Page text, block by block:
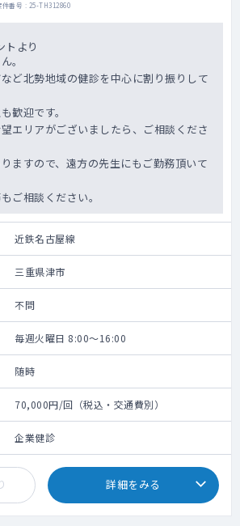
番号 : 25-TH312860
トより
。
ど北勢地域の健診を中心に割り振りして
歓迎です。
エリアがございましたら、ご相談くださ
ますので、遠方の先生にもご勤務頂いて
ご相談ください。
近鉄名古屋線
三重県津市
不問
毎週火曜日 8:00～16:00
随時
70,000円/回（税込・交通費別）
企業健診
詳細をみる